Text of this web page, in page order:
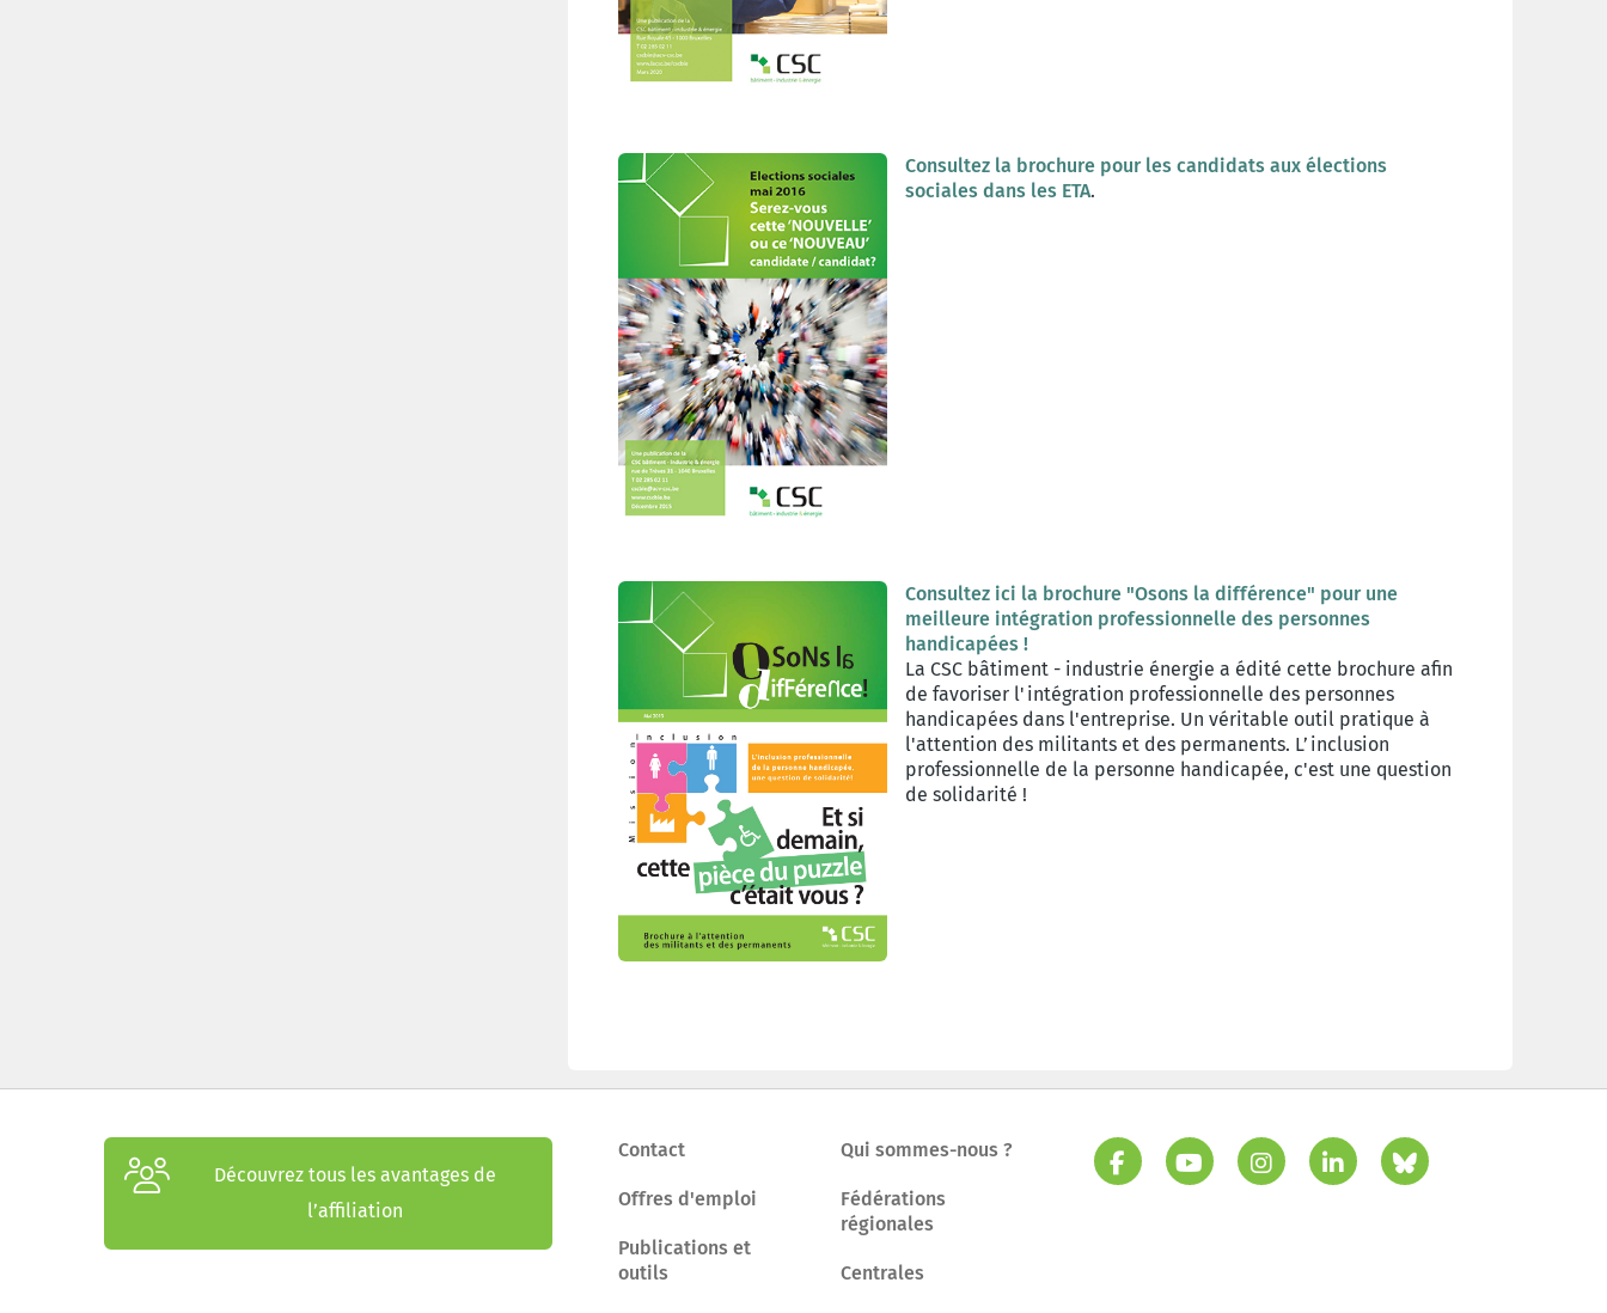
Consultez la brochure pour les candidats aux élections
sociales dans les ETA.
Consultez ici la brochure "Osons la différence" pour une
meilleure intégration professionnelle des personnes
handicapées !
La CSC bâtiment - industrie énergie a édité cette brochure afin
de favoriser l'intégration professionnelle des personnes
handicapées dans l'entreprise. Un véritable outil pratique à
l'attention des militants et des permanents. L’inclusion
professionnelle de la personne handicapée, c'est une question
de solidarité !
Découvrez tous les avantages de
l’affiliation
Contact
Offres d'emploi
Publications et
outils
Qui sommes-nous ?
Fédérations
régionales
Centrales